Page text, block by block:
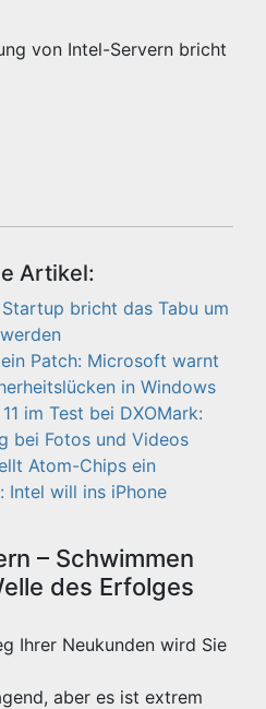
von Intel-Servern bricht
Artikel:
bricht das Tabu um
Patch: Microsoft warnt
in Windows
im Test bei DXOMark:
bei Fotos und Videos
Atom-Chips ein
Intel will ins iPhone
– Schwimmen
des Erfolges
Ihrer Neukunden wird Sie
aber es ist extrem